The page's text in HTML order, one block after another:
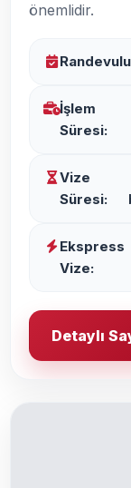
önemlidir.
İşlem
Süresi:
Vize
Süresi:
Ekspress
Vize:
Detaylı